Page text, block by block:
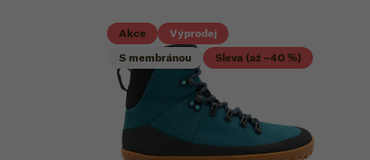
Akce
Výprodej
S membránou
Sleva (až –40 %)